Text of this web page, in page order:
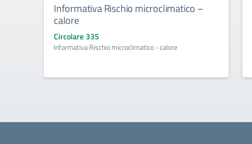
Informativa Rischio microclimatico –
calore
Circolare 335
Informativa Rischio microclimatico - calore